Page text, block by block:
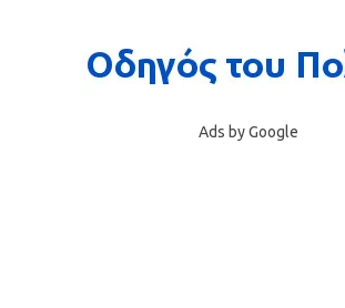
Ads by Google